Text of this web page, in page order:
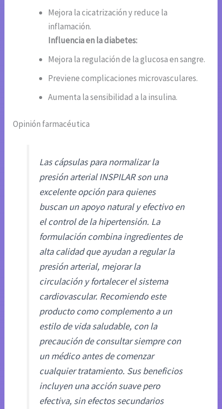
Mejora la cicatrización y reduce la
inflamación.
Influencia en la diabetes:
Mejora la regulación de la glucosa en sangre.
Previene complicaciones microvasculares.
Aumenta la sensibilidad a la insulina.
Opinión farmacéutica
Las cápsulas para normalizar la
presión arterial INSPILAR son una
excelente opción para quienes
buscan un apoyo natural y efectivo en
el control de la hipertensión. La
formulación combina ingredientes de
alta calidad que ayudan a regular la
presión arterial, mejorar la
circulación y fortalecer el sistema
cardiovascular. Recomiendo este
producto como complemento a un
estilo de vida saludable, con la
precaución de consultar siempre con
un médico antes de comenzar
cualquier tratamiento. Sus beneficios
incluyen una acción suave pero
efectiva, sin efectos secundarios